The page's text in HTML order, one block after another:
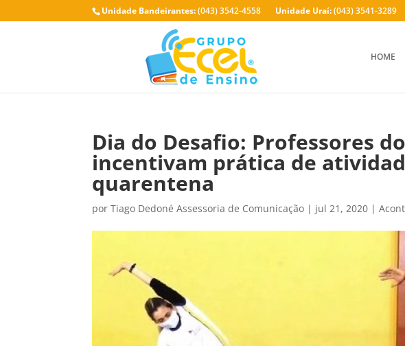
Unidade Bandeirantes:(043) 3542-4558 Unidade Uraí:(043) 3541-3289
HOME
Dia do Desafio: Professores do
incentivam prática de
quarentena
porTiago Dedoné Assessoria de Comunicação | jul 21, 2020 |